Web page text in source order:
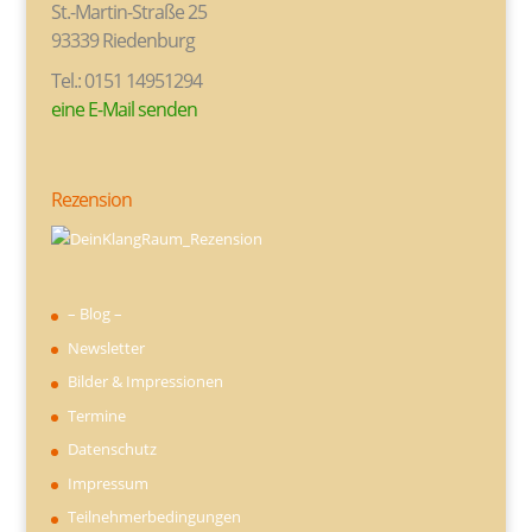
St.-Martin-Straße 25
93339 Riedenburg
Tel.: 0151 14951294
eine E-Mail senden
Rezension
– Blog –
Newsletter
Bilder & Impressionen
Termine
Datenschutz
Impressum
Teilnehmerbedingungen